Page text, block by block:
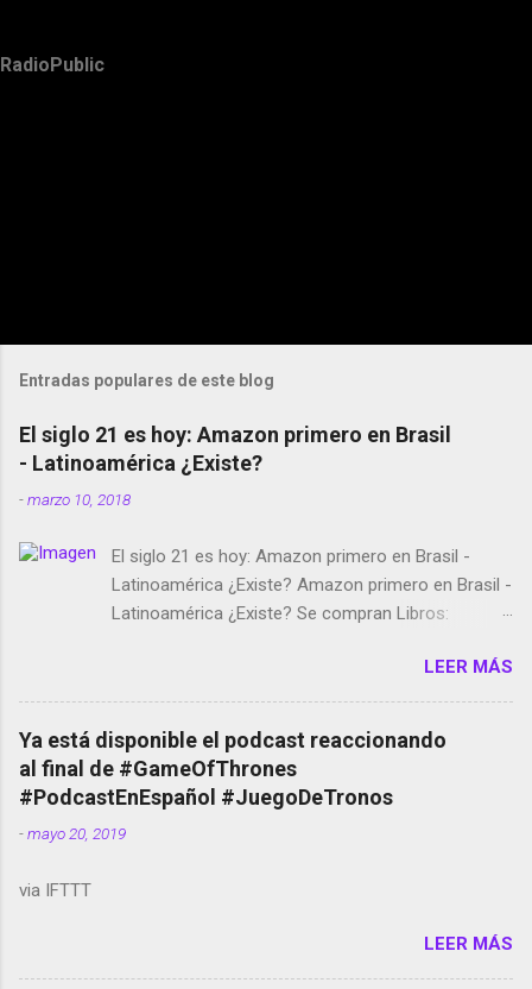
RadioPublic
Entradas populares de este blog
El siglo 21 es hoy: Amazon primero en Brasil
- Latinoamérica ¿Existe?
-marzo 10, 2018
El siglo 21 es hoy: Amazon primero en Brasil -
Latinoamérica ¿Existe? Amazon primero en Brasil -
Latinoamérica ¿Existe? Se compran Libros:
temporada de Black Mirror Twitter deja de verificar
cuentas Responden los fotógrafos Brian May y el
copyright en Instagram Música y vídeo selfies en la
red social Riddley Scott saca a Kevin Spacey de su
película Francisco regaña a los que usan el
smartphone en sus misas La serie de la Tierra
Media GoBee - StartUp de bicicletas de alquiler
Live Photos en Google Photos Llegando Partimos
Dictados en Android El tamaño y su importancia...
LEER MÁS
Ya está disponible el podcast reaccionando
al final de #GameOfThrones
#PodcastEnEspañol #JuegoDeTronos
-mayo 20, 2019
via IFTTT
LEER MÁS